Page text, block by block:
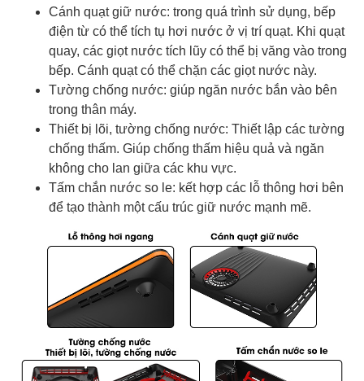
Cánh quạt giữ nước: trong quá trình sử dụng, bếp
điện từ có thể tích tụ hơi nước ở vị trí quạt. Khi quạt
quay, các giọt nước tích lũy có thể bị văng vào trong
bếp. Cánh quạt có thể chặn các giọt nước này.
Tường chống nước: giúp ngăn nước bắn vào bên
trong thân máy.
Thiết bị lõi, tường chống nước: Thiết lập các tường
chống thấm. Giúp chống thấm hiệu quả và ngăn
không cho lan giữa các khu vực.
Tấm chắn nước so le: kết hợp các lỗ thông hơi bên
để tạo thành một cấu trúc giữ nước mạnh mẽ.